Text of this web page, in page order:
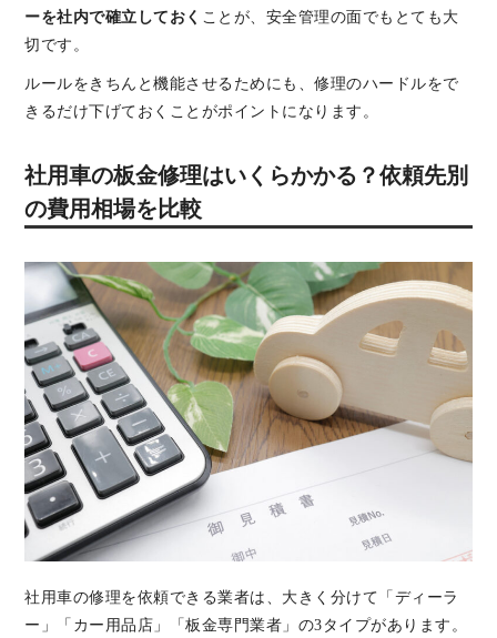
ーを社内で確立しておく ことが、安全管理の面でもとても大
切です。
ルールをきちんと機能させるためにも、修理のハードルをで
きるだけ下げておくことがポイントになります。
社用車の板金修理はいくらかかる？依頼先別
の費用相場を比較
社用車の修理を依頼できる業者は、大きく分けて「ディーラ
ー」「カー用品店」「板金専門業者」の3タイプがあります。